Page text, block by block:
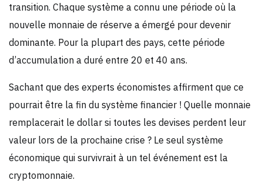
transition. Chaque système a connu une période où la
nouvelle monnaie de réserve a émergé pour devenir
dominante. Pour la plupart des pays, cette période
d’accumulation a duré entre 20 et 40 ans.
Sachant que des experts économistes affirment que ce
pourrait être la fin du système financier ! Quelle monnaie
remplacerait le dollar si toutes les devises perdent leur
valeur lors de la prochaine crise ? Le seul système
économique qui survivrait à un tel événement est la
cryptomonnaie.